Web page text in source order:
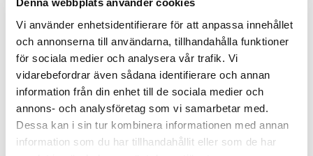
Vi använder enhetsidentifierare för att anpassa innehållet
och annonserna till användarna, tillhandahålla funktioner
för sociala medier och analysera vår trafik. Vi
vidarebefordrar även sådana identifierare och annan
information från din enhet till de sociala medier och
annons- och analysföretag som vi samarbetar med.
Dessa kan i sin tur kombinera informationen med annan
information som du har tillhandahållit eller som de har
Linda
Svara
Anna-Karin Trollborg
says:
2020/01/21 den 13:19
Tack för supersnabbt
svar! Gäller samma sak att
det blir lägre räckvidd om
man delar en privatprofils